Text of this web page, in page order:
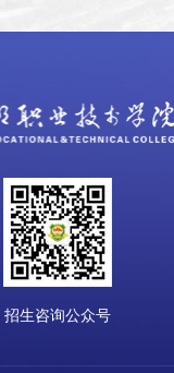
招生咨询公众号